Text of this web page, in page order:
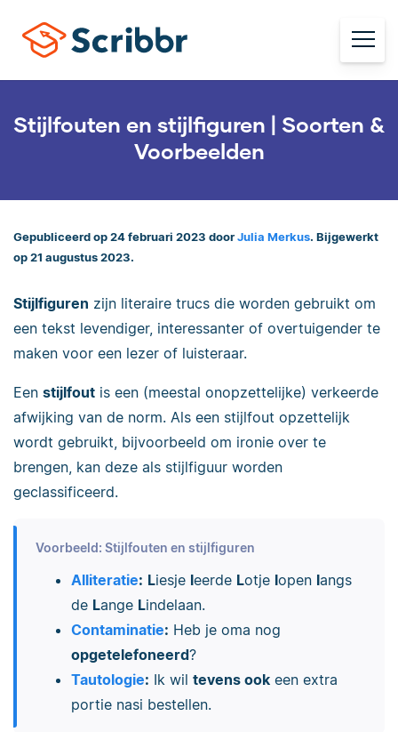
Stijlfouten en stijlfiguren | Soorten &
Voorbeelden
Gepubliceerd op 24 februari 2023 door Julia Merkus. Bijgewerkt
op 21 augustus 2023.
Stijlfiguren zijn literaire trucs die worden gebruikt om
een tekst levendiger, interessanter of overtuigender te
maken voor een lezer of luisteraar.
Een stijlfout is een (meestal onopzettelijke) verkeerde
afwijking van de norm. Als een stijlfout opzettelijk
wordt gebruikt, bijvoorbeeld om ironie over te
brengen, kan deze als stijlfiguur worden
geclassificeerd.
Voorbeeld: Stijlfouten en stijlfiguren
Alliteratie: Liesje leerde Lotje lopen langs
de Lange Lindelaan.
Contaminatie: Heb je oma nog
opgetelefoneerd?
Tautologie: Ik wil tevens ookeen extra
portie nasi bestellen.